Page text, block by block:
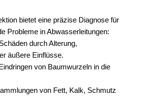
bietet eine präzise Diagnose für
Probleme in Abwasserleitungen:
durch Alterung,
äußere Einflüsse.
von Baumwurzeln in die
von Fett, Kalk, Schmutz